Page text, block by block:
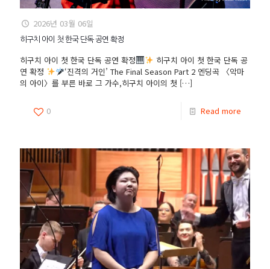
2026년 03월 06일
히구치 아이 첫 한국 단독 공연 확정
히구치 아이 첫 한국 단독 공연 확정
히구치 아이 첫 한국 단독 공
연 확정
‘진격의 거인’ The Final Season Part 2 엔딩곡 〈악마
의 아이〉를 부른 바로 그 가수,히구치 아이의 첫 […]
0 Read more